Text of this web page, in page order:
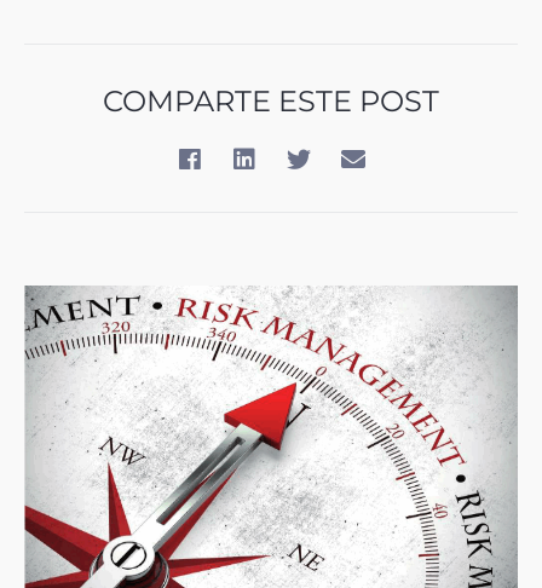
COMPARTE ESTE POST